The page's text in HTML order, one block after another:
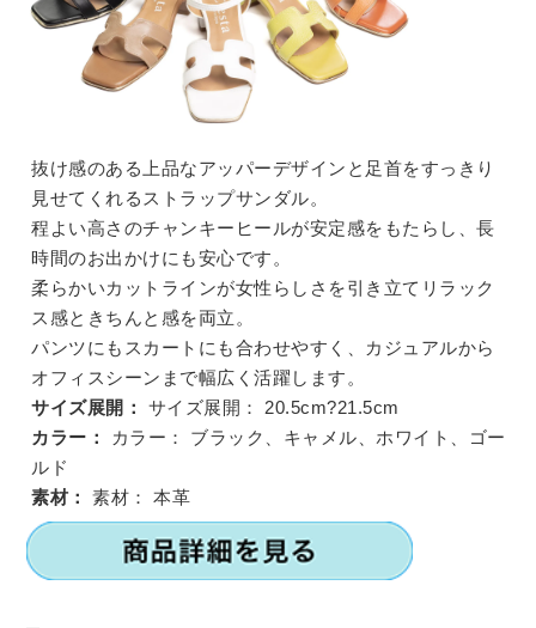
抜け感のある上品なアッパーデザインと足首をすっきり
見せてくれるストラップサンダル。
程よい高さのチャンキーヒールが安定感をもたらし、長
時間のお出かけにも安心です。
柔らかいカットラインが女性らしさを引き立てリラック
ス感ときちんと感を両立。
パンツにもスカートにも合わせやすく、カジュアルから
オフィスシーンまで幅広く活躍します。
サイズ展開：
サイズ展開：
20.5cm?21.5cm
カラー：
カラー：
ブラック、キャメル、ホワイト、ゴー
ルド
素材：
素材： 本革